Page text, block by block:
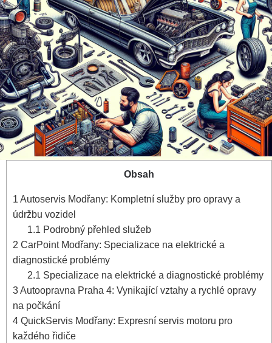
Obsah
1 Autoservis Modřany: Kompletní služby pro opravy ⁣a
údržbu vozidel
1.1 Podrobný přehled služeb
2 CarPoint Modřany: Specializace ​na ⁤elektrické​ a
diagnostické problémy
2.1 Specializace na elektrické a diagnostické problémy
3Autoopravna Praha 4: Vynikající‍ vztahy a rychlé opravy
na počkání
4 QuickServis Modřany: Expresní servis ⁤motoru pro
⁤každého⁣ řidiče